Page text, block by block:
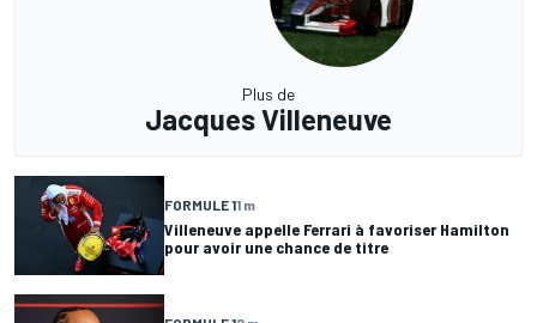
Plus de
Jacques Villeneuve
FORMULE 11 m
Villeneuve appelle Ferrari à favoriser Hamilton
pour avoir une chance de titre